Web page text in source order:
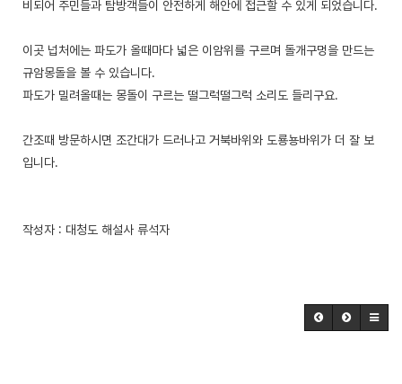
비되어 주민들과 탐방객들이 안전하게 해안에 접근할 수 있게 되었습니다.
이곳 넙처에는 파도가 올때마다 넓은 이암위를 구르며 돌개구멍을 만드는
규암몽돌을 볼 수 있습니다.
파도가 밀려올때는 몽돌이 구르는 떨그럭떨그럭 소리도 들리구요.
간조때 방문하시면 조간대가 드러나고 거북바위와 도룡뇽바위가 더 잘 보
입니다.
작성자 : 대청도 해설사 류석자